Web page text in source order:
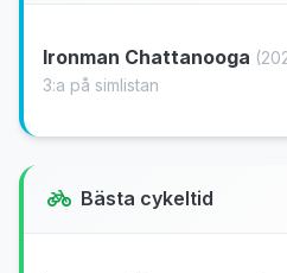
Ironman Chattanooga
3:a på simlistan
Bästa cykeltid